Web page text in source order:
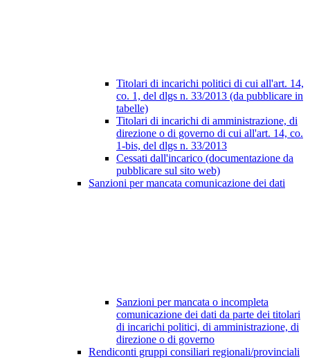
Titolari di incarichi politici di cui all'art. 14,
co. 1, del dlgs n. 33/2013 (da pubblicare in
tabelle)
Titolari di incarichi di amministrazione, di
direzione o di governo di cui all'art. 14, co.
1-bis, del dlgs n. 33/2013
Cessati dall'incarico (documentazione da
pubblicare sul sito web)
Sanzioni per mancata comunicazione dei dati
Sanzioni per mancata o incompleta
comunicazione dei dati da parte dei titolari
di incarichi politici, di amministrazione, di
direzione o di governo
Rendiconti gruppi consiliari regionali/provinciali